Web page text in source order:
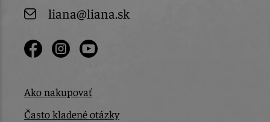
liana@liana.sk
Ako nakupovať
Často kladené otázky